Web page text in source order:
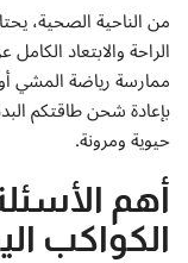
من الناحية الصحية،
الراحة والابتعاد
ممارسة رياضة المشي أو
بإعادة شحن طاقتكم
حيوية ومرونة.
أهم
الكواكب